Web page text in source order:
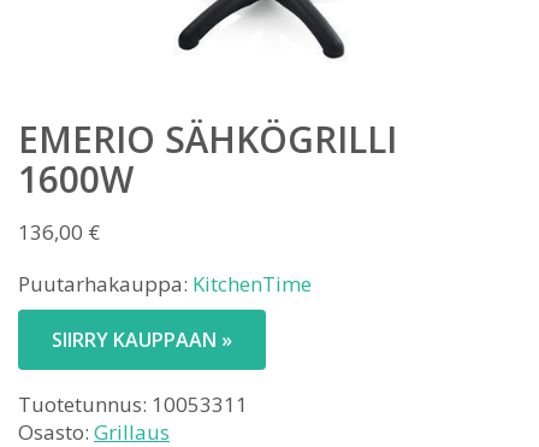
EMERIO SÄHKÖGRILLI
1600W
136,00 €
Puutarhakauppa: KitchenTime
SIIRRY KAUPPAAN »
Tuotetunnus: 10053311
Osasto: Grillaus